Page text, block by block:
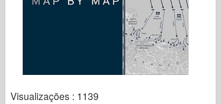
Visualizações : 1139